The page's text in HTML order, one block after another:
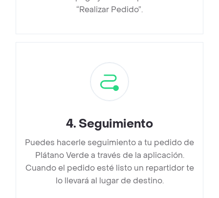
“Realizar Pedido”.
4. Seguimiento
Puedes hacerle seguimiento a tu pedido de
Plátano Verde a través de la aplicación.
Cuando el pedido esté listo un repartidor te
lo llevará al lugar de destino.